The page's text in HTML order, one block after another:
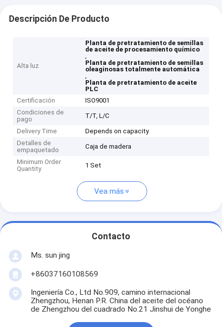
Descripción De Producto
Alta luz
Planta de pretratamiento de semillas
de aceite de procesamiento químico
,
Planta de pretratamiento de semillas
oleaginosas totalmente automática
,
Planta de pretratamiento de aceite
PLC
Certificación
ISO9001
Condiciones de
pago
T/T, L/C
Delivery Time
Depends on capacity
Detalles de
empaquetado
Caja de madera
Minimum Order
Quantity
1 Set
Vea más
Contacto
Ms. sun jing
+86037160108569
Ingeniería Co., Ltd No.909, camino internacional
Zhengzhou, Henan P.R. China del aceite del océano
de Zhengzhou del cuadrado No.21 Jinshui de Yonghe